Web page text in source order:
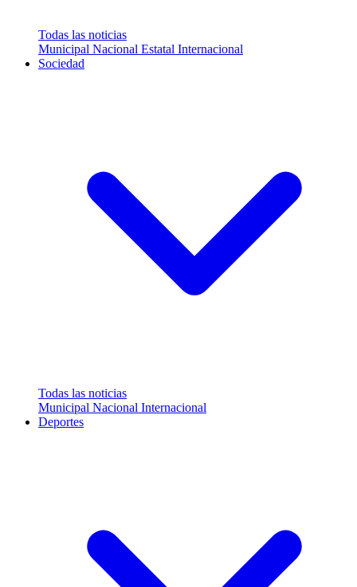
Todas las noticias
Municipal Nacional Estatal Internacional
Sociedad
Todas las noticias
Municipal Nacional Internacional
Deportes